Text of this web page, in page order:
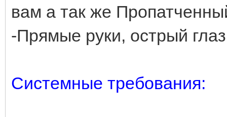
вам а так же
-Прямые руки, острый
Системные требования: